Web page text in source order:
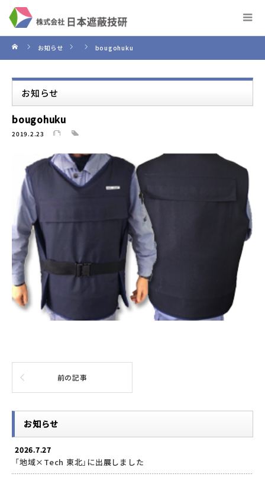
お知らせ bougohuku
お知らせ
bougohuku
2019.2.23
前の記事
お知らせ
2026.7.27
「地域×Tech 東北」に出展しました